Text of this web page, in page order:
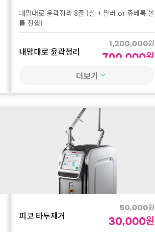
내맘대로 윤곽정리 8줄 (실 + 필러 or 쥬베룩 볼
륨 진행)
내맘대로 윤곽정리
1,200,000원
700,000원
내맘대로 윤곽정리 12줄 (실 + 필러 or 쥬베룩
내맘대로 윤곽정리
내맘대로 윤곽정리 16줄 (실 + 필러 or 쥬베룩
볼륨 or 이중턱 개선주사 or 힐로웨이브 진행)
내맘대로 윤곽정리
2,000,000원
1,200,000원
내맘대로 윤곽정리 20줄 (실 + 필러 or 쥬베룩
볼륨 or 이중턱 개선주사 or 힐로웨이브 진행)
더보기
피코 타투제거
50,000원
30,000원